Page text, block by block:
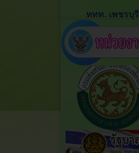
ททท. เพชรบุรี